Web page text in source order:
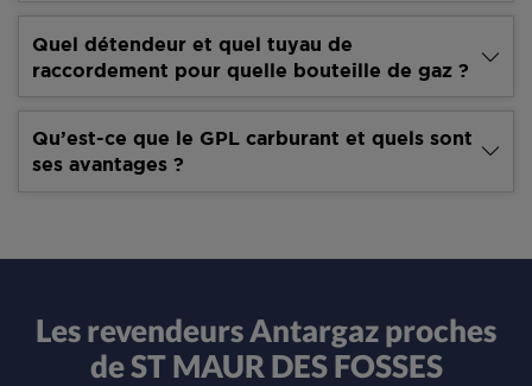
Quel détendeur et quel tuyau de
raccordement pour quelle bouteille de gaz ?
Qu’est-ce que le GPL carburant et quels sont
ses avantages ?
Les revendeurs Antargaz proches
de ST MAUR DES FOSSES